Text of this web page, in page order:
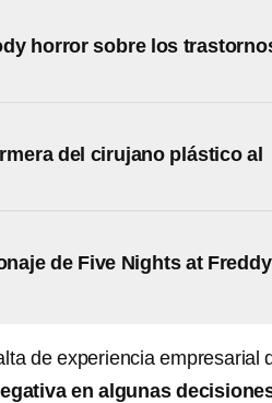
horror sobre los
del cirujano plástico al
de Five Nights at
de experiencia empresarial
en algunas